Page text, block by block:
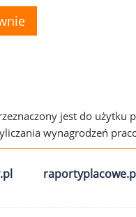
jest do użytku
wynagrodzeń